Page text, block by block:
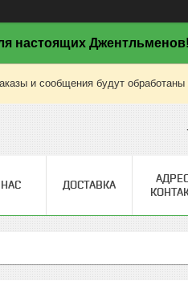
настоящих Джентльменов!
и сообщения будут
ДОСТАВКА